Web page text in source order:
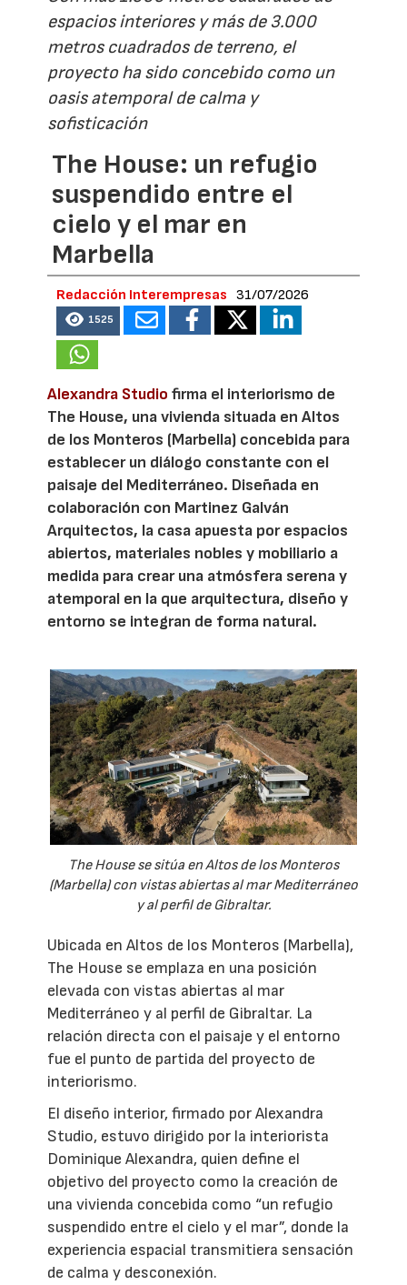
espacios interiores y más de 3.000
metros cuadrados de terreno, el
proyecto ha sido concebido como un
oasis atemporal de calma y
sofisticación
The House: un refugio
suspendido entre el
cielo y el mar en
Marbella
Redacción Interempresas 31/07/2026
1525
Alexandra Studio firma el interiorismo de
The House, una vivienda situada en Altos
de los Monteros (Marbella) concebida para
establecer un diálogo constante con el
paisaje del Mediterráneo. Diseñada en
colaboración con Martinez Galván
Arquitectos, la casa apuesta por espacios
abiertos, materiales nobles y mobiliario a
medida para crear una atmósfera serena y
atemporal en la que arquitectura, diseño y
entorno se integran de forma natural.
The House se sitúa en Altos de los Monteros
(Marbella) con vistas abiertas al mar Mediterráneo
y al perfil de Gibraltar.
Ubicada en Altos de los Monteros (Marbella),
The House se emplaza en una posición
elevada con vistas abiertas al mar
Mediterráneo y al perfil de Gibraltar. La
relación directa con el paisaje y el entorno
fue el punto de partida del proyecto de
interiorismo.
El diseño interior, firmado por Alexandra
Studio, estuvo dirigido por la interiorista
Dominique Alexandra, quien define el
objetivo del proyecto como la creación de
una vivienda concebida como “un refugio
suspendido entre el cielo y el mar”, donde la
experiencia espacial transmitiera sensación
de calma y desconexión.